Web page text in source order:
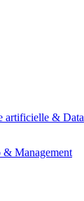
artificielle & Data
& Management